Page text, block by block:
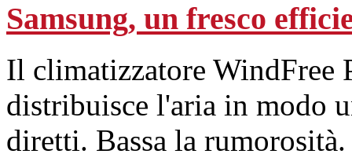
Samsung, un fresco
Il climatizzatore WindFree
distribuisce l'aria in modo
diretti. Bassa la rumorosità.